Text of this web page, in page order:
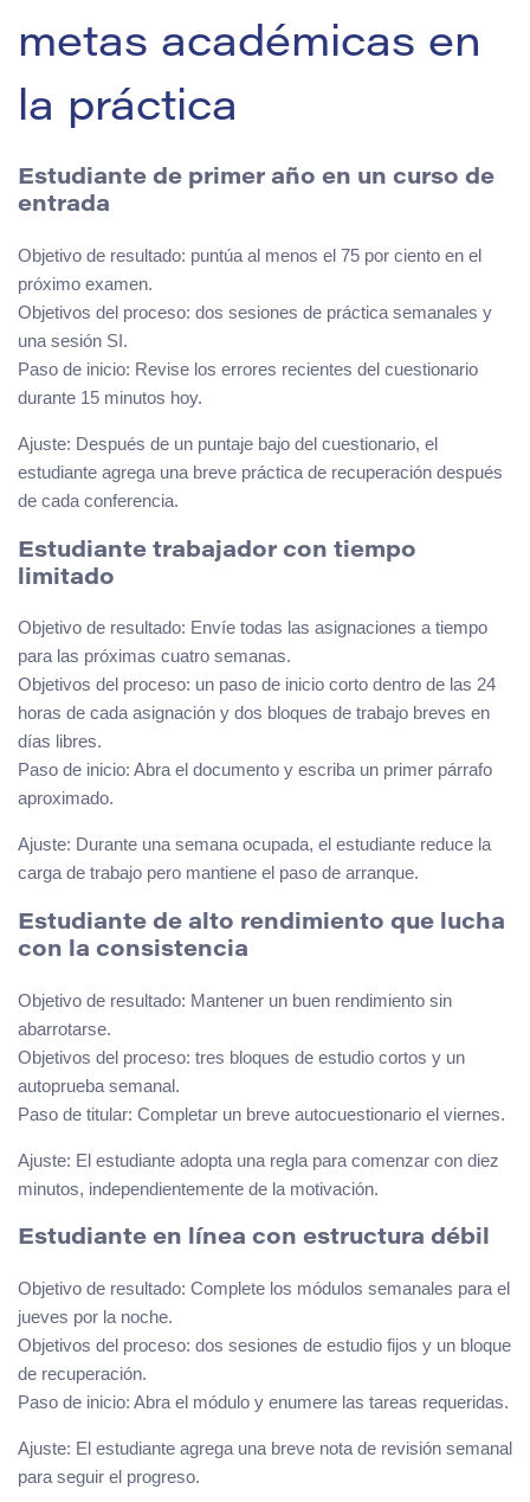
metas académicas en
la práctica
Estudiante de primer año en un curso de
entrada
Objetivo de resultado: puntúa al menos el 75 por ciento en el
próximo examen.
Objetivos del proceso: dos sesiones de práctica semanales y
una sesión SI.
Paso de inicio: Revise los errores recientes del cuestionario
durante 15 minutos hoy.
Ajuste: Después de un puntaje bajo del cuestionario, el
estudiante agrega una breve práctica de recuperación después
de cada conferencia.
Estudiante trabajador con tiempo
limitado
Objetivo de resultado: Envíe todas las asignaciones a tiempo
para las próximas cuatro semanas.
Objetivos del proceso: un paso de inicio corto dentro de las 24
horas de cada asignación y dos bloques de trabajo breves en
días libres.
Paso de inicio: Abra el documento y escriba un primer párrafo
aproximado.
Ajuste: Durante una semana ocupada, el estudiante reduce la
carga de trabajo pero mantiene el paso de arranque.
Estudiante de alto rendimiento que lucha
con la consistencia
Objetivo de resultado: Mantener un buen rendimiento sin
abarrotarse.
Objetivos del proceso: tres bloques de estudio cortos y un
autoprueba semanal.
Paso de titular: Completar un breve autocuestionario el viernes.
Ajuste: El estudiante adopta una regla para comenzar con diez
minutos, independientemente de la motivación.
Estudiante en línea con estructura débil
Objetivo de resultado: Complete los módulos semanales para el
jueves por la noche.
Objetivos del proceso: dos sesiones de estudio fijos y un bloque
de recuperación.
Paso de inicio: Abra el módulo y enumere las tareas requeridas.
Ajuste: El estudiante agrega una breve nota de revisión semanal
para seguir el progreso.